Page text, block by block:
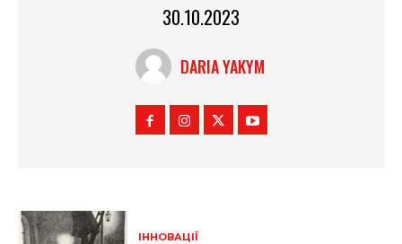
30.10.2023
DARIA YAKYM
ІННОВАЦІЇ